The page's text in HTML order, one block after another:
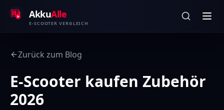
AkkuAlle
E-SCOOTER VERGLEICH
Zurück zum Blog
E-Scooter kaufen Zubehör
2026